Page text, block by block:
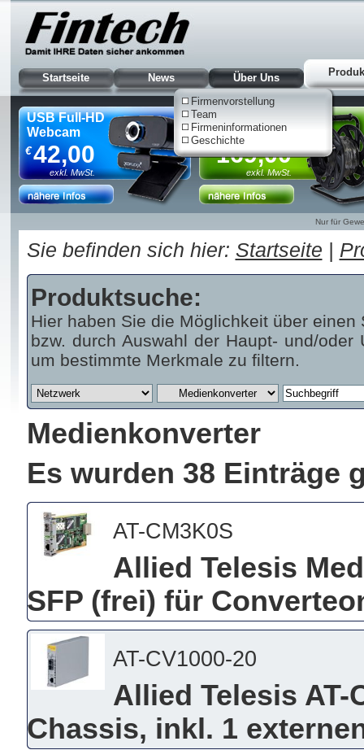
Startseite News
Über Uns
Firmenvorstellung
Team
Firmeninformationen
Geschichte
USB Full-HD
Webcam
42,00
€
exkl. MwSt.
HDMI 8K AOC
Kabeltrommel, 90m
169,00
€
exkl. MwSt.
Nur für
Sie befinden sich hier: Startseite |
Produktsuche:
Hier haben Sie die Möglichkeit über
bzw. durch Auswahl der Haupt- und/
um bestimmte Merkmale zu filtern.
Medienkonverter
Es wurden 38 Einträge
AT-CM3K0S
Allied Telesis
SFP (frei) für
AT-CV1000-20
Allied Telesis AT-
Chassis, inkl. 1